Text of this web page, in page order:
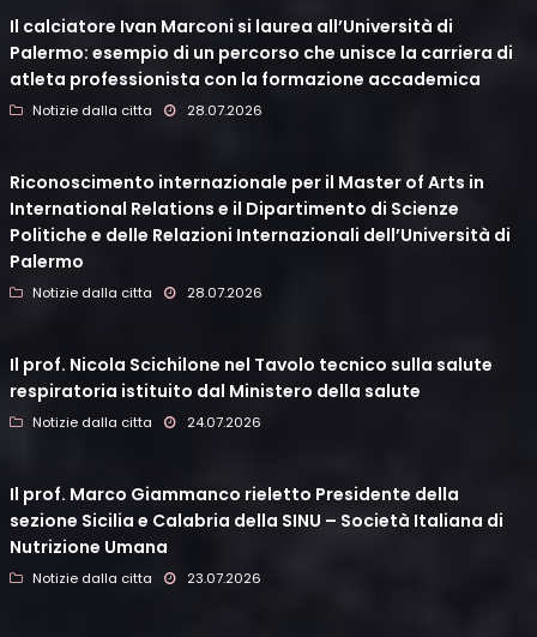
Il calciatore Ivan Marconi si laurea all’Università di
Palermo: esempio di un percorso che unisce la carriera di
atleta professionista con la formazione accademica
Notizie dalla citta 28.07.2026
Riconoscimento internazionale per il Master of Arts in
International Relations e il Dipartimento di Scienze
Politiche e delle Relazioni Internazionali dell’Università di
Palermo
Notizie dalla citta 28.07.2026
Il prof. Nicola Scichilone nel Tavolo tecnico sulla salute
respiratoria istituito dal Ministero della salute
Notizie dalla citta 24.07.2026
Il prof. Marco Giammanco rieletto Presidente della
sezione Sicilia e Calabria della SINU – Società Italiana di
Nutrizione Umana
Notizie dalla citta 23.07.2026